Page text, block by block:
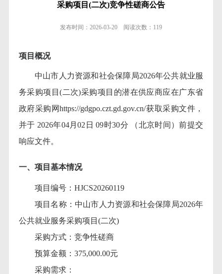
采购项目(二次)竞争性磋商公告
发布时间： 2026-03-20 阅读次数： 119
项目概况
中山市人力资源和社会保障局2026年公共就业服
务采购项目(二次)采购项目的潜在供应商应在广东省
政府采购网https://gdgpo.czt.gd.gov.cn/获取采购文件，
并于 2026年04月02日 09时30分 （北京时间）前提交
响应文件。
一、项目基本情况
项目编号： HJCS20260119
项目名称：中山市人力资源和社会保障局2026年
公共就业服务采购项目(二次)
采购方式：竞争性磋商
预算金额： 375,000.00元
采购需求：